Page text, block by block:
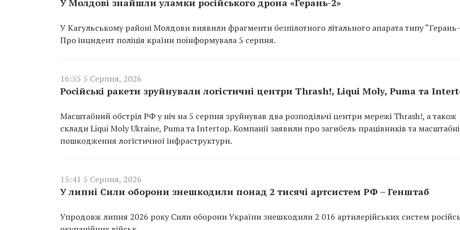
У Кагульському районі Молдови виявили фрагменти безпілотного літального апарата типу “Герань-
Про інцидент поліція країни поінформувала 5 серпня.
16:55 5 Серпня, 2026
Російські ракети зруйнували логістичні центри Thrash!, Liqui Moly, Puma та
Масштабний обстріл РФ у ніч на 5 серпня зруйнував два розподільчі центри мережі Thrash!, а також
склади Liqui Moly Ukraine, Puma та Intertop. Компанії заявили про загибель працівників та масштабні
пошкодження логістичної інфраструктури.
15:41 5 Серпня, 2026
У липні Сили оборони знешкодили понад 2 тисячі артсистем РФ – Генштаб
Упродовж липня 2026 року Сили оборони України знешкодили 2 016 артилерійських систем